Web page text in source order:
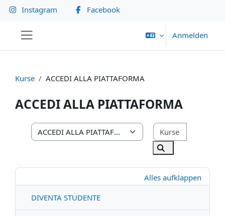
Zum Hauptinhalt
Instagram Facebook
Anmelden
Kurse ACCEDI ALLA PIATTAFORMA
ACCEDI ALLA PIATTAFORMA
Kursbereiche
Kurse suchen
Alles aufklappen
DIVENTA STUDENTE